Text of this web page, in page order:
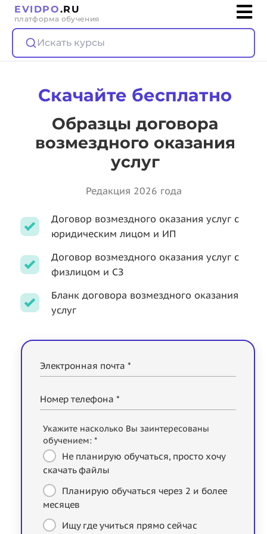
EVIDPO.RU
платформа обучения
Искать курсы
Скачайте бесплатно
Образцы договора
возмездного оказания
услуг
Редакция 2026 года
Договор возмездного оказания услуг с
юридическим лицом и ИП
Договор возмездного оказания услуг с
физлицом и СЗ
Бланк договора возмездного оказания
услуг
Электронная почта *
Номер телефона *
Укажите насколько Вы заинтересованы
обучением: *
Не планирую обучаться, просто хочу
скачать файлы
Планирую обучаться через 2 и более
месяцев
Ищу где учиться прямо сейчас